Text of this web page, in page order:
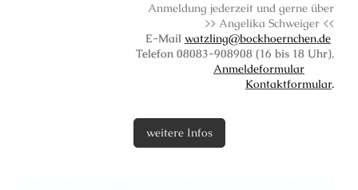
Anmeldung jederzeit und gerne über
>> Angelika Schweiger <<
E-Mail watzling@bockhoernchen.de
Telefon 08083-908908 (16 bis 18 Uhr),
Anmeldeformular
Kontaktformular.
weitere Infos